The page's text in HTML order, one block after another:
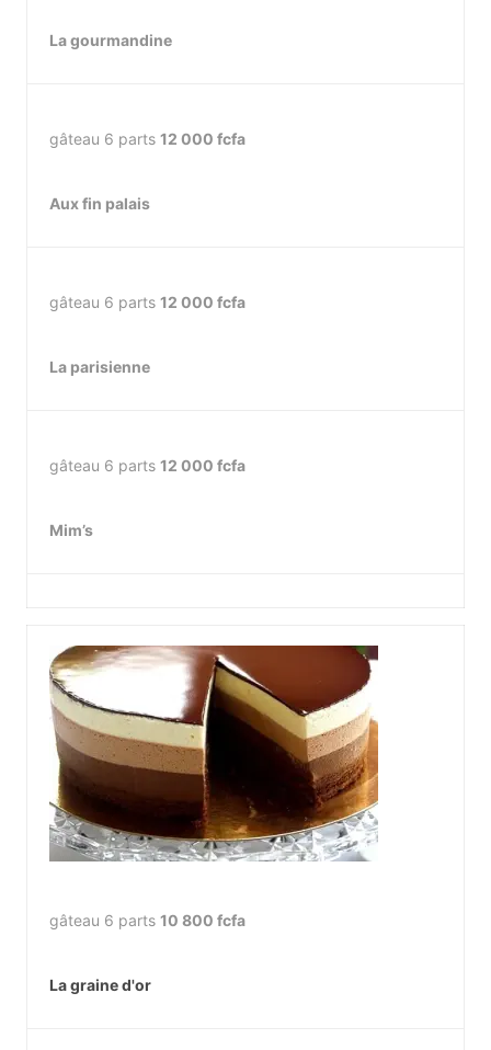
La gourmandine
gâteau 6 parts 12 000 fcfa
Aux fin palais
gâteau 6 parts 12 000 fcfa
La parisienne
gâteau 6 parts 12 000 fcfa
Mim’s
gâteau 6 parts 10 800 fcfa
La graine d'or